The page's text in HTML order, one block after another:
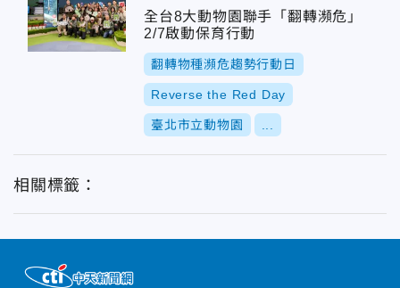
全台8大動物園聯手「翻轉瀕危」
2/7啟動保育行動
翻轉物種瀕危趨勢行動日
Reverse the Red Day
臺北市立動物園
相關標籤：